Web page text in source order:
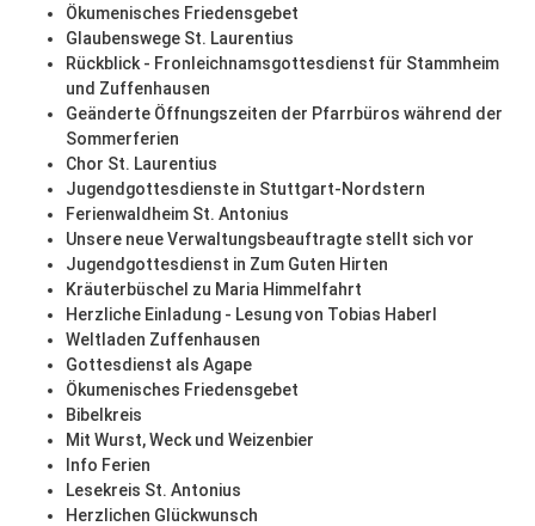
Ökumenisches Friedensgebet
Glaubenswege St. Laurentius
Rückblick - Fronleichnamsgottesdienst für Stammheim
und Zuffenhausen
Geänderte Öffnungszeiten der Pfarrbüros während der
Sommerferien
Chor St. Laurentius
Jugendgottesdienste in Stuttgart-Nordstern
Ferienwaldheim St. Antonius
Unsere neue Verwaltungsbeauftragte stellt sich vor
Jugendgottesdienst in Zum Guten Hirten
Kräuterbüschel zu Maria Himmelfahrt
Herzliche Einladung - Lesung von Tobias Haberl
Weltladen Zuffenhausen
Gottesdienst als Agape
Ökumenisches Friedensgebet
Bibelkreis
Mit Wurst, Weck und Weizenbier
Info Ferien
Lesekreis St. Antonius
Herzlichen Glückwunsch